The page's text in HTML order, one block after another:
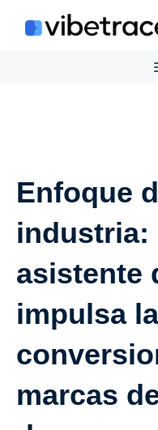
Enfoque
industria:
asistente
impulsa
marcas